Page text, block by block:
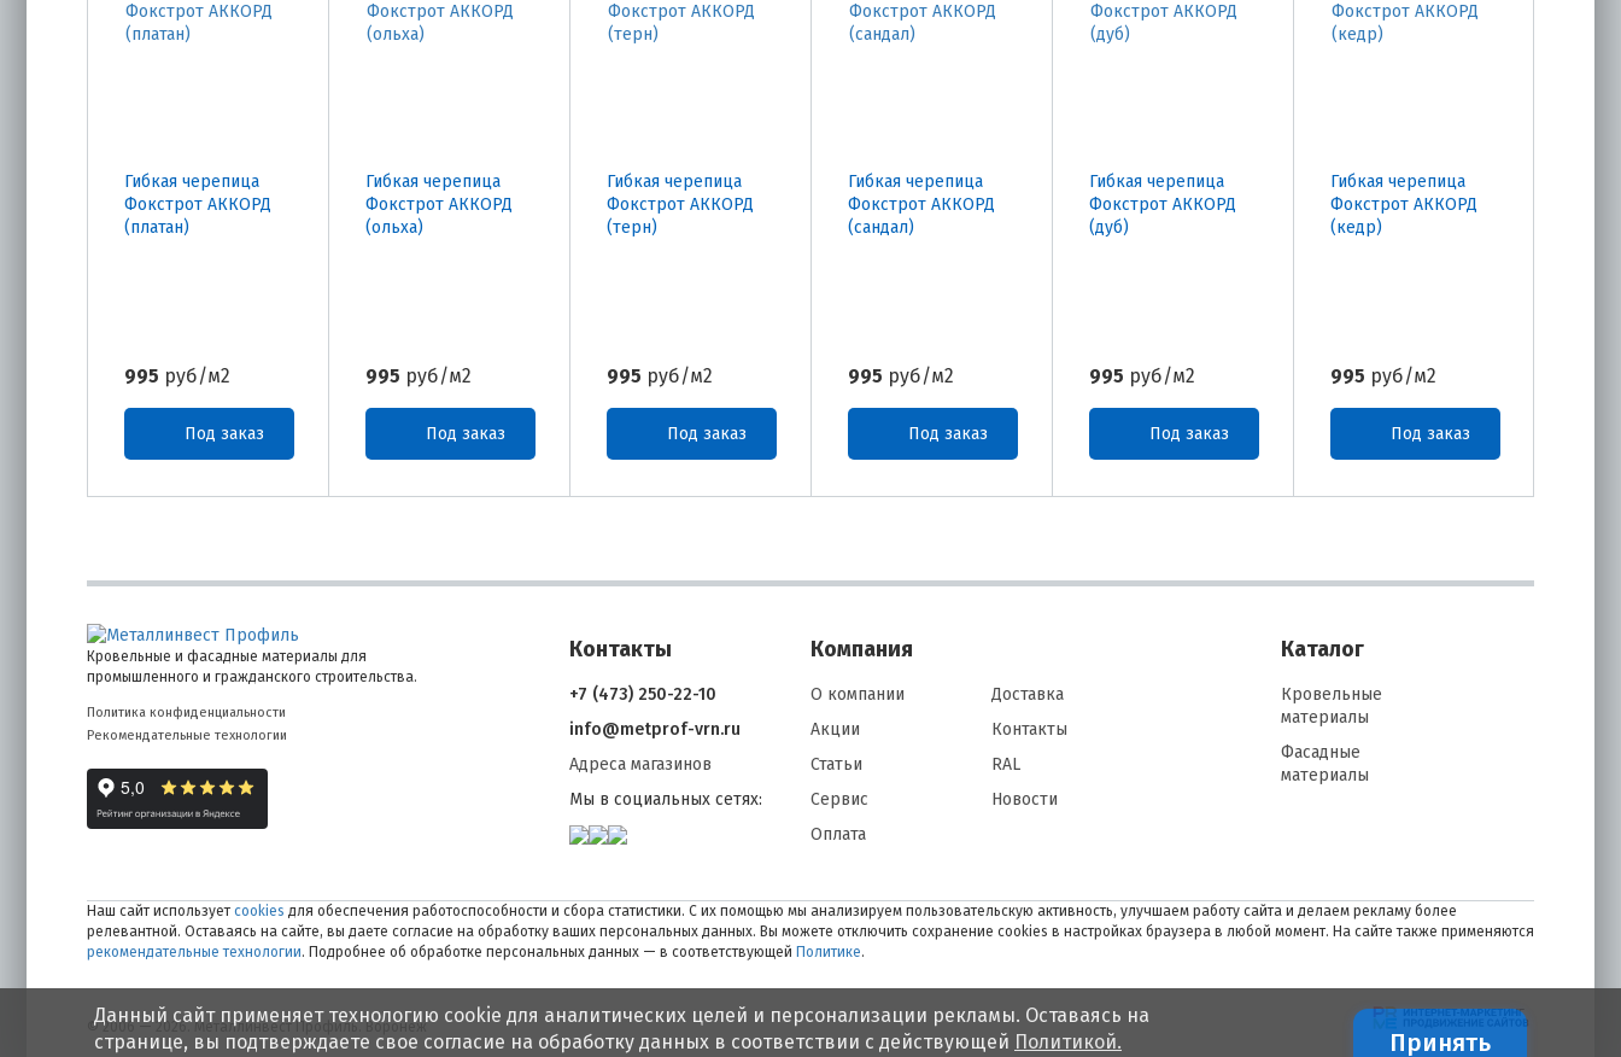
Гибкая черепица
Фокстрот АККОРД
(платан)
995 руб/м2
Под заказ
Гибкая черепица
Фокстрот АККОРД
(ольха)
995 руб/м2
Под заказ
Гибкая черепица
Фокстрот АККОРД
(терн)
995 руб/м2
Под заказ
Гибкая черепица
Фокстрот АККОРД
(сандал)
995 руб/м2
Под заказ
Гибкая черепица
Фокстрот АККОРД
(дуб)
995 руб/м2
Под заказ
Гибкая черепица
Фокстрот АККОРД
(кедр)
995 руб/м2
Под заказ
Кровельные и фасадные материалы для
промышленного и гражданского строительства.
Политика конфиденциальности
Рекомендательные технологии
Контакты
+7 (473) 250-22-10
info@metprof-vrn.ru
Адреса магазинов
Мы в социальных сетях:
Компания
О компании
Акции
Статьи
Сервис
Оплата
Доставка
Контакты
RAL
Новости
Каталог
Кровельные
материалы
Фасадные
материалы
Наш сайт использует cookies для обеспечения работоспособности и сбора статистики. С их помощью мы анализируем пользовательскую активность, улучшаем работу сайта и делаем рекламу более
релевантной. Оставаясь на сайте, вы даете согласие на обработку ваших персональных данных. Вы можете отключить сохранение cookies в настройках браузера в любой момент. На сайте также применяются
рекомендательные технологии. Подробнее об обработке персональных данных — в соответствующей Политике.
© 2006 — 2026. Металлинвест Профиль. Воронеж
Данный сайт применяет технологию cookie для аналитических целей и персонализации рекламы. Оставаясь на
странице, вы подтверждаете свое согласие на обработку данных в соответствии с действующей Политикой. Принять